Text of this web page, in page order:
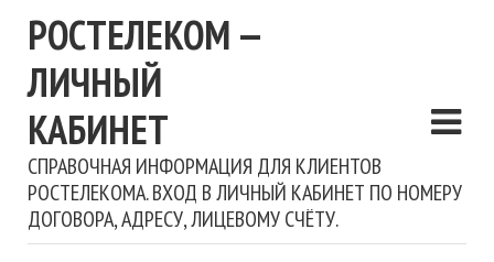
РОСТЕЛЕКОМ —
ЛИЧНЫЙ
КАБИНЕТ
CПРАВОЧНАЯ ИНФОРМАЦИЯ ДЛЯ КЛИЕНТОВ
РОСТЕЛЕКОМА. ВХОД В ЛИЧНЫЙ КАБИНЕТ ПО НОМЕРУ
ДОГОВОРА, АДРЕСУ, ЛИЦЕВОМУ СЧЁТУ.